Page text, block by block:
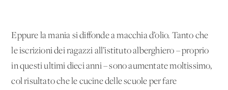
Eppure la mania si diffonde a macchia d’olio. Tanto che
le iscrizioni dei ragazzi all’istituto alberghiero – proprio
in questi ultimi dieci anni – sono aumentate moltissimo,
col risultato che le cucine delle scuole per fare